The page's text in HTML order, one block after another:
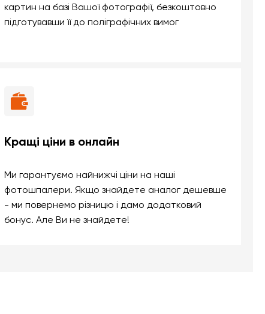
картин на базі Вашої фотографії, безкоштовно
підготувавши її до поліграфічних вимог
Кращі ціни в онлайн
Ми гарантуємо найнижчі ціни на наші
фотошпалери. Якщо знайдете аналог дешевше
- ми повернемо різницю і дамо додатковий
бонус. Але Ви не знайдете!